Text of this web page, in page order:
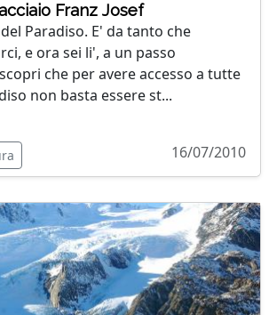
Franz Josef
Paradiso. E' da tanto che
e ora sei li', a un passo
che per avere accesso a tutte
non basta essere st...
16/07/2010